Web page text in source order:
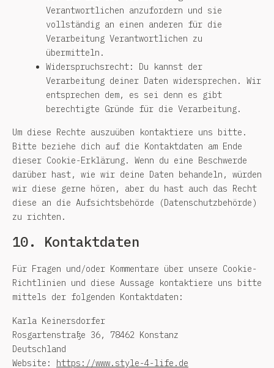
Verantwortlichen anzufordern und sie
vollständig an einen anderen für die
Verarbeitung Verantwortlichen zu
übermitteln.
Widerspruchsrecht: Du kannst der
Verarbeitung deiner Daten widersprechen. Wir
entsprechen dem, es sei denn es gibt
berechtigte Gründe für die Verarbeitung.
Um diese Rechte auszuüben kontaktiere uns bitte.
Bitte beziehe dich auf die Kontaktdaten am Ende
dieser Cookie-Erklärung. Wenn du eine Beschwerde
darüber hast, wie wir deine Daten behandeln, würden
wir diese gerne hören, aber du hast auch das Recht
diese an die Aufsichtsbehörde (Datenschutzbehörde)
zu richten.
10. Kontaktdaten
Für Fragen und/oder Kommentare über unsere Cookie-
Richtlinien und diese Aussage kontaktiere uns bitte
mittels der folgenden Kontaktdaten:
Karla Keinersdorfer
Rosgartenstraße 36, 78462 Konstanz
Deutschland
Website: https://www.style-4-life.de